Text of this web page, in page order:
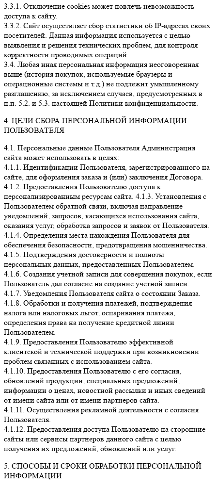
3.3.1. Отключение cookies может повлечь невозможность
доступа к сайту.
3.3.2. Сайт осуществляет сбор статистики об IP-адресах своих
посетителей. Данная информация используется с целью
выявления и решения технических проблем, для контроля
корректности проводимых операций.
3.4. Любая иная персональная информация неоговоренная
выше (история покупок, используемые браузеры и
операционные системы и т.д.) не подлежит умышленному
разглашению, за исключением случаев, предусмотренных в
п.п. 5.2. и 5.3. настоящей Политики конфиденциальности.
4. ЦЕЛИ СБОРА ПЕРСОНАЛЬНОЙ ИНФОРМАЦИИ
ПОЛЬЗОВАТЕЛЯ
4.1. Персональные данные Пользователя Администрация
сайта может использовать в целях:
4.1.1. Идентификации Пользователя, зарегистрированного на
сайте, для оформления заказа и (или) заключения Договора.
4.1.2. Предоставления Пользователю доступа к
персонализированным ресурсам сайта. 4.1.3. Установления с
Пользователем обратной связи, включая направление
уведомлений, запросов, касающихся использования сайта,
оказания услуг, обработка запросов и заявок от Пользователя.
4.1.4. Определения места нахождения Пользователя для
обеспечения безопасности, предотвращения мошенничества.
4.1.5. Подтверждения достоверности и полноты
персональных данных, предоставленных Пользователем.
4.1.6. Создания учетной записи для совершения покупок, если
Пользователь дал согласие на создание учетной записи.
4.1.7. Уведомления Пользователя сайта о состоянии Заказа.
4.1.8. Обработки и получения платежей, подтверждения
налога или налоговых льгот, оспаривания платежа,
определения права на получение кредитной линии
Пользователем.
4.1.9. Предоставления Пользователю эффективной
клиентской и технической поддержки при возникновении
проблем связанных с использованием сайта.
4.1.10. Предоставления Пользователю с его согласия,
обновлений продукции, специальных предложений,
информации о ценах, новостной рассылки и иных сведений
от имени сайта или от имени партнеров сайта.
4.1.11. Осуществления рекламной деятельности с согласия
Пользователя.
4.1.12. Предоставления доступа Пользователю на сторонние
сайты или сервисы партнеров данного сайта с целью
получения их предложений, обновлений или услуг.
5. СПОСОБЫ И СРОКИ ОБРАБОТКИ ПЕРСОНАЛЬНОЙ
ИНФОРМАЦИИ